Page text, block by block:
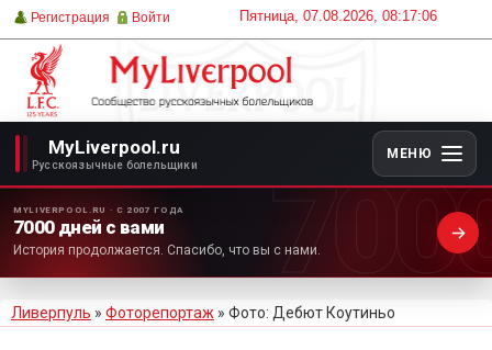
Пятница, 07.08.2026, 08:17:06
Регистрация Войти
MyLiverpool.ru
Русскоязычные болельщики
МЕНЮ
MYLIVERPOOL.RU · С 2007 ГОДА
7000 дней с вами
История продолжается. Спасибо, что вы с нами.
Ливерпуль » Фоторепортаж » Фото: Дебют Коутиньо